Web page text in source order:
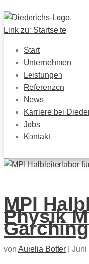
Start
Unternehmen
Leistungen
Referenzen
News
Karriere bei
Jobs
Kontakt
MPI
Physik
Garching
von Aurelia Botter Juni